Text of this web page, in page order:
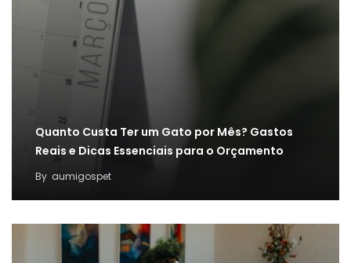
Quanto Custa Ter um Gato por Mês? Gastos
Reais e Dicas Essenciais para o Orçamento
By aumigospet